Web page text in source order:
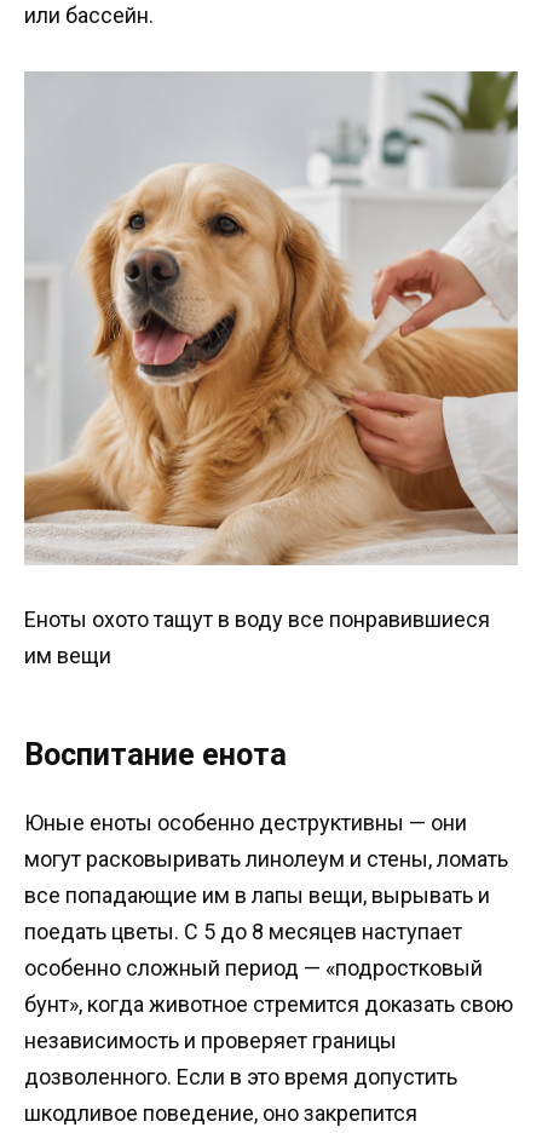
или бассейн.
Еноты охото тащут в воду все понравившиеся
им вещи
Воспитание енота
Юные еноты особенно деструктивны — они
могут расковыривать линолеум и стены, ломать
все попадающие им в лапы вещи, вырывать и
поедать цветы. С 5 до 8 месяцев наступает
особенно сложный период — «подростковый
бунт», когда животное стремится доказать свою
независимость и проверяет границы
дозволенного. Если в это время допустить
шкодливое поведение, оно закрепится